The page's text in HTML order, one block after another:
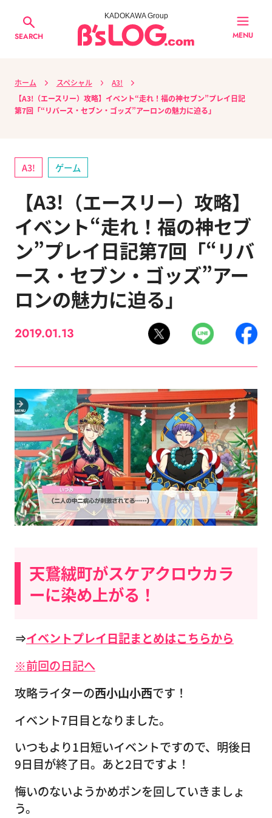
SEARCH
KADOKAWA Group
MENU
ホーム スペシャル
A3!
【A3!（エースリー）攻略】イベント“走れ！福の神セブン”プレイ日記
第7回「“リバース・セブン・ゴッズ”アーロンの魅力に迫る」
A3! ゲーム
【A3!（エースリー）攻略】
イベント“走れ！福の神セブ
ン”プレイ日記第7回「“リバ
ース・セブン・ゴッズ”アー
ロンの魅力に迫る」
2019.01.13
天鵞絨町がスケアクロウカラ
ーに染め上がる！
⇒イベントプレイ日記まとめはこちらから
※前回の日記へ
攻略ライターの西小山小西です！
イベント7日目となりました。
いつもより1日短いイベントですので、明後日
9日目が終了日。あと2日ですよ！
悔いのないようかめポンを回していきましょ
う。